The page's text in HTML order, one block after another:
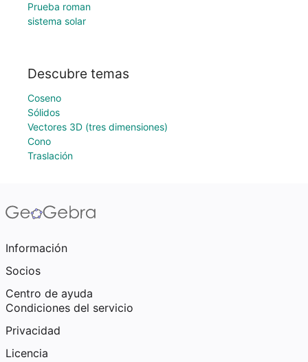
Prueba roman
sistema solar
Descubre temas
Coseno
Sólidos
Vectores 3D (tres dimensiones)
Cono
Traslación
Información
Socios
Centro de ayuda
Condiciones del servicio
Privacidad
Licencia